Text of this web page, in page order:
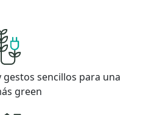
sencillos para una
green